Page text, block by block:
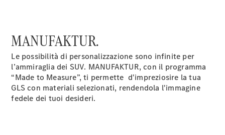
Fissa un
appuntamento
per
l'assistenza
MANUFAKTUR.
Le possibilità di personalizzazione sono infinite per
l’ammiraglia dei SUV. MANUFAKTUR, con il programma
“Made to Measure”, ti permette d'impreziosire la tua
GLS con materiali selezionati, rendendola l'immagine
fedele dei tuoi desideri.